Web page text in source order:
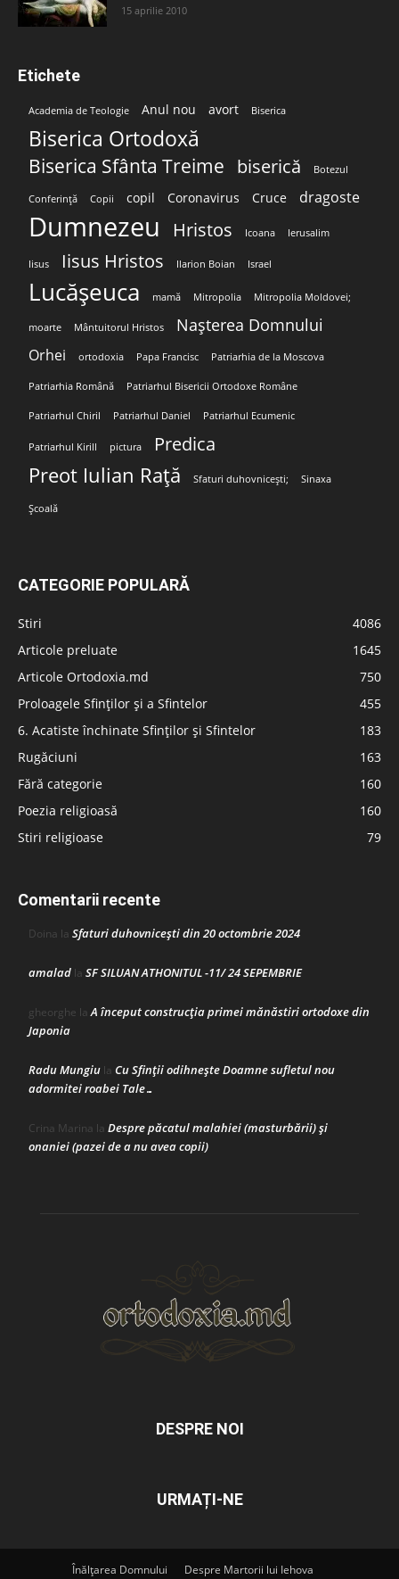
15 aprilie 2010
Etichete
Academia de Teologie Anul nou avort Biserica
Biserica Ortodoxă
Biserica Sfânta Treime biserică Botezul
Conferință Copii copil Coronavirus Cruce dragoste
Dumnezeu Hristos Icoana Ierusalim
Iisus Iisus Hristos Ilarion Boian Israel
Lucășeuca mamă Mitropolia Mitropolia Moldovei;
moarte Mântuitorul Hristos Nașterea Domnului
Orhei ortodoxia Papa Francisc Patriarhia de la Moscova
Patriarhia Română Patriarhul Bisericii Ortodoxe Române
Patriarhul Chiril Patriarhul Daniel Patriarhul Ecumenic
Patriarhul Kirill pictura Predica
Preot Iulian Rață Sfaturi duhovnicești; Sinaxa
Școală
CATEGORIE POPULARĂ
Stiri
4086
Articole preluate
1645
Articole Ortodoxia.md
750
Proloagele Sfinților și a Sfintelor
455
6. Acatiste închinate Sfinților și Sfintelor
183
Rugăciuni
163
Fără categorie
160
Poezia religioasă
160
Stiri religioase
79
Comentarii recente
Doina la Sfaturi duhovnicești din 20 octombrie 2024
amalad la SF SILUAN ATHONITUL -11/ 24 SEPEMBRIE
gheorghe laA început construcţia primei mănăstiri ortodoxe din
Japonia
Radu Mungiu la Cu Sfinții odihnește Doamne sufletul nou
adormitei roabei Tale…
Crina Marina la Despre păcatul malahiei (masturbării) şi
onaniei (pazei de a nu avea copii)
DESPRE NOI
URMAȚI-NE
Înălțarea Domnului Despre Martorii lui Iehova